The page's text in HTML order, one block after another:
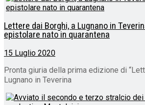
Lettere dai Borghi, a Lugnano in
epistolare nato in quarantena
15 Luglio 2020
Pronta giuria della prima edizione di
Lugnano in Teverina